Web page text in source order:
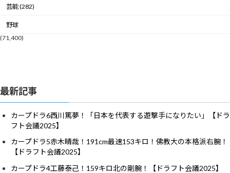
芸能 (282)
野球
(71,400)
最新記事
カープドラ6西川篤夢！「日本を代表する遊撃手になりたい」【ドラ
フト会議2025】
カープドラ5赤木晴哉！191cm最速153キロ！佛教大の本格派右腕！
【ドラフト会議2025】
カープドラ4工藤泰己！159キロ北の剛腕！【ドラフト会議2025】